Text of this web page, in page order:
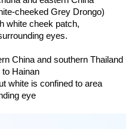
cheeked Grey Drongo)
white cheek patch,
eyes.
China and southern Thailand
Hainan
white is confined to area
eye